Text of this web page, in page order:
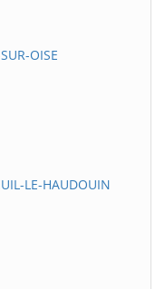
OISE
LE-HAUDOUIN